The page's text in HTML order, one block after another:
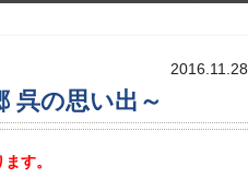
2016.11.28
呉の思い出～
す。